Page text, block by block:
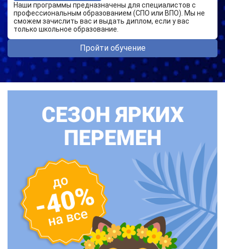
Наши программы предназначены для специалистов с
профессиональным образованием (СПО или ВПО). Мы не
сможем зачислить вас и выдать диплом, если у вас
только школьное образование.
Пройти обучение